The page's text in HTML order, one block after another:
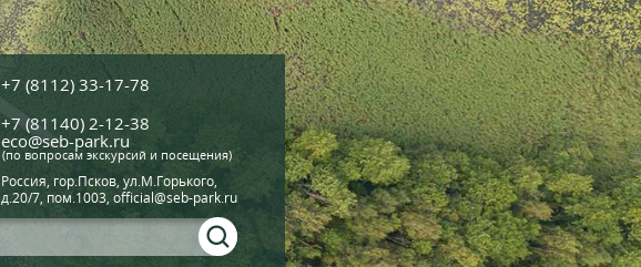
+7 (8112) 33-17-78
+7 (81140) 2-12-38
eco@seb-park.ru
(по вопросам экскурсий и посещения)
Россия, гор.Псков, ул.М.Горького,
д.20/7, пом.1003, official@seb-park.ru